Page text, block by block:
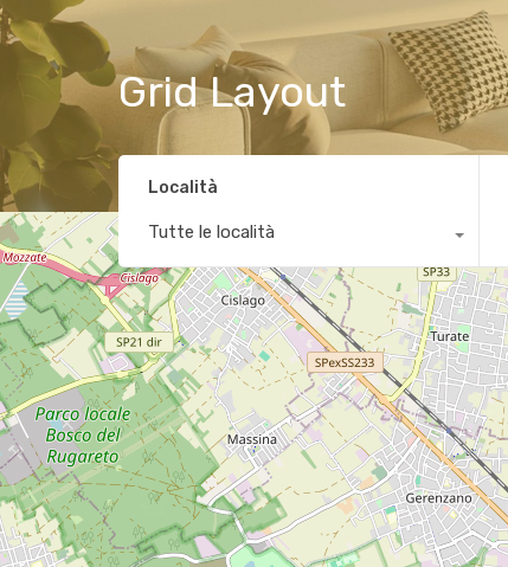
Grid Layout
Località
Tutte le località